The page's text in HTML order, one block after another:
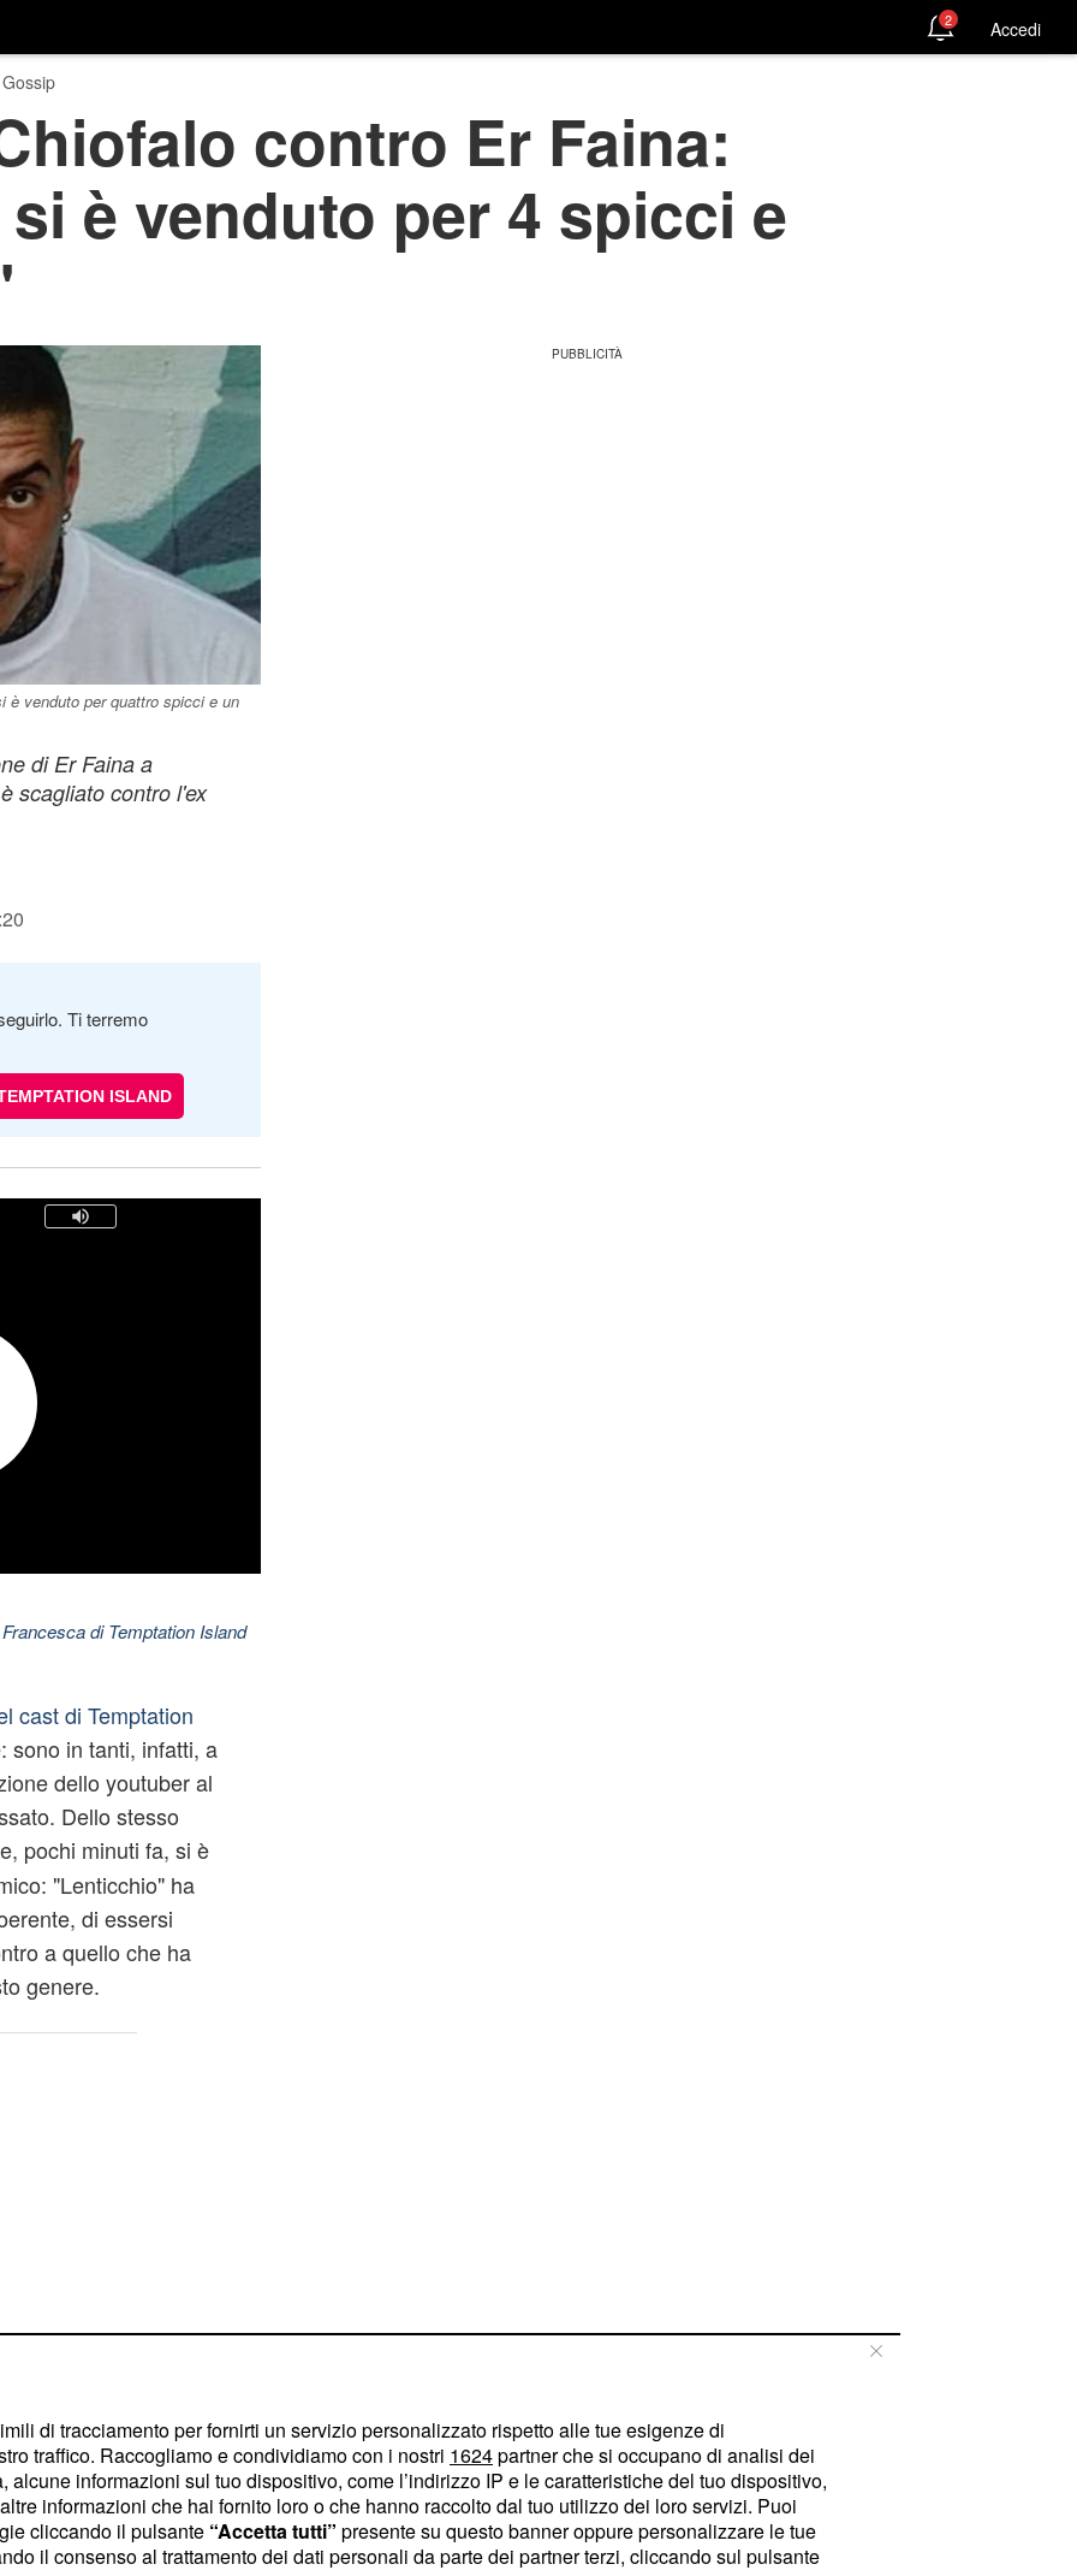
2 Accedi
contro Er Faina:
è venduto per 4 spicci e
è venduto per quattro spicci e un
di Er Faina a
scagliato contro l'ex
Ti terremo
ISLAND
di Temptation Island
cast di Temptation
in tanti, infatti, a
dello youtuber al
Dello stesso
pochi minuti fa, si è
"Lenticchio" ha
di essersi
a quello che ha
genere.
Er Faina:
tu e la
di tracciamento per fornirti un servizio personalizzato rispetto alle tue esigenze di
traffico. Raccogliamo e condividiamo con i nostri 1624partner che si occupano di analisi dei
informazioni sul tuo dispositivo, come l’indirizzo IP e le caratteristiche del tuo dispositivo,
informazioni che hai fornito loro o che hanno raccolto dal tuo utilizzo dei loro servizi. Puoi
cliccando il pulsante “Accetta tutti” presente su questo banner oppure personalizzare le tue
il consenso al trattamento dei dati personali da parte dei partner terzi, cliccando sul pulsante